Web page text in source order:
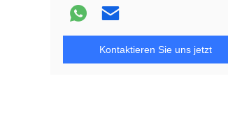
Kontaktieren Sie uns jetzt